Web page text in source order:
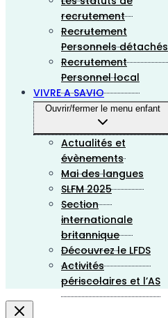
recrutement
Recrutement
Personnels détachés
Recrutement
Personnel local
VIVRE A SAVIO
Ouvrir/fermer le menu enfant
Actualités et
évènements
Mai des langues
SLFM 2025
Section
internationale
britannique
Découvrez le LFDS
Activités
périscolaires et l’AS